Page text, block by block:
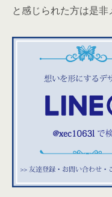
と感じられた方は是